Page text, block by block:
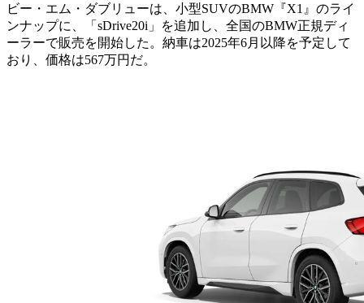
ビー・エム・ダブリューは、小型SUVのBMW『X1』のライ
ンナップに、「sDrive20i」を追加し、全国のBMW正規ディ
ーラーで販売を開始した。納車は2025年6月以降を予定して
おり、価格は567万円だ。